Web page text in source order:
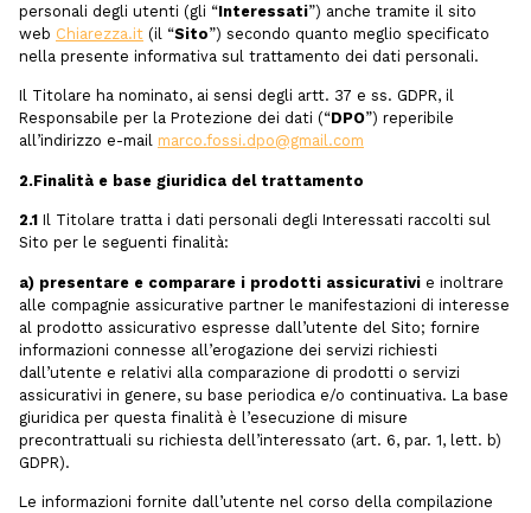
personali degli utenti (gli “Interessati”) anche tramite il sito
web Chiarezza.it (il “Sito”) secondo quanto meglio specificato
nella presente informativa sul trattamento dei dati personali.
Il Titolare ha nominato, ai sensi degli artt. 37 e ss. GDPR, il
Responsabile per la Protezione dei dati (“DPO”) reperibile
all’indirizzo e-mail marco.fossi.dpo@gmail.com
2.Finalità e base giuridica del trattamento
2.1 Il Titolare tratta i dati personali degli Interessati raccolti sul
Sito per le seguenti finalità:
a) presentare e comparare i prodotti assicurativi e inoltrare
alle compagnie assicurative partner le manifestazioni di interesse
al prodotto assicurativo espresse dall’utente del Sito; fornire
informazioni connesse all’erogazione dei servizi richiesti
dall’utente e relativi alla comparazione di prodotti o servizi
assicurativi in genere, su base periodica e/o continuativa. La base
giuridica per questa finalità è l’esecuzione di misure
precontrattuali su richiesta dell’interessato (art. 6, par. 1, lett. b)
GDPR).
Le informazioni fornite dall’utente nel corso della compilazione